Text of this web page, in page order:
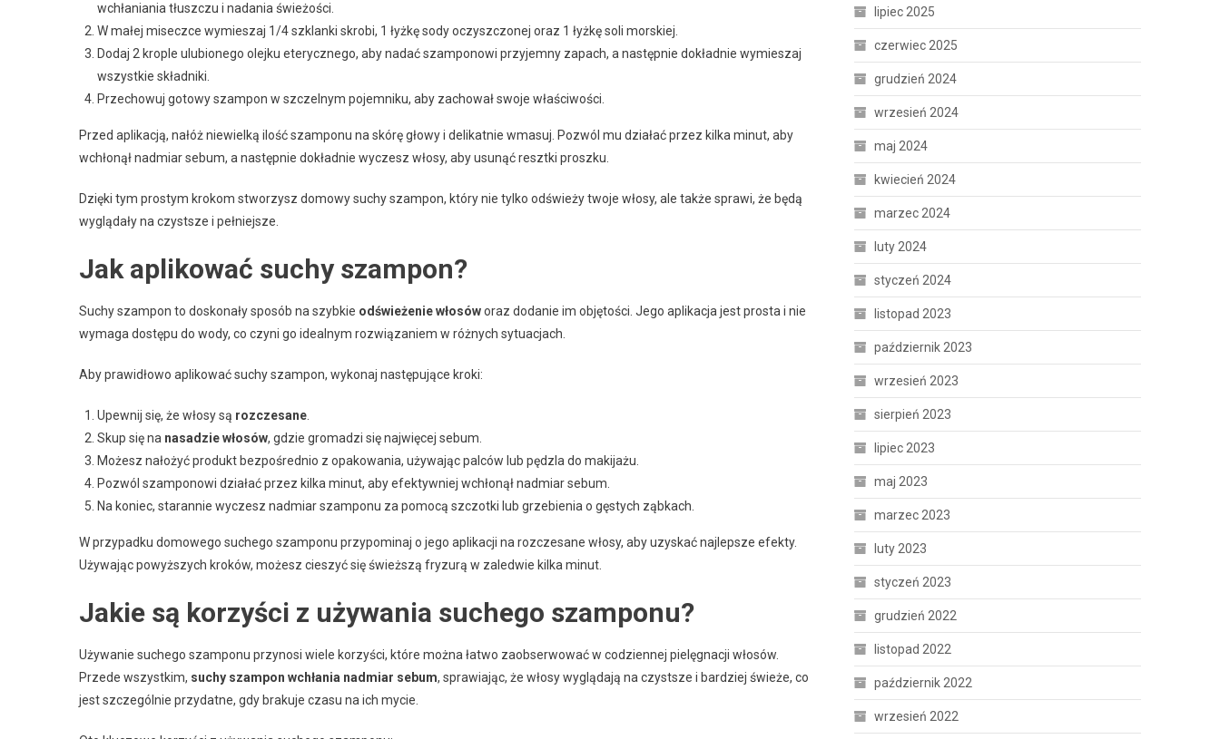
wchłaniania tłuszczu i nadania świeżości.
W małej miseczce wymieszaj 1/4 szklanki skrobi, 1 łyżkę sody oczyszczonej oraz 1 łyżkę soli morskiej.
Dodaj 2 krople ulubionego olejku eterycznego, aby nadać szamponowi przyjemny zapach, a następnie dokładnie wymieszaj
wszystkie składniki.
Przechowuj gotowy szampon w szczelnym pojemniku, aby zachował swoje właściwości.
Przed aplikacją, nałóż niewielką ilość szamponu na skórę głowy i delikatnie wmasuj. Pozwól mu działać przez kilka minut, aby
wchłonął nadmiar sebum, a następnie dokładnie wyczesz włosy, aby usunąć resztki proszku.
Dzięki tym prostym krokom stworzysz domowy suchy szampon, który nie tylko odświeży twoje włosy, ale także sprawi, że będą
wyglądały na czystsze i pełniejsze.
Jak aplikować suchy szampon?
Suchy szampon to doskonały sposób na szybkie odświeżenie włosóworaz dodanie im objętości. Jego aplikacja jest prosta i nie
wymaga dostępu do wody, co czyni go idealnym rozwiązaniem w różnych sytuacjach.
Aby prawidłowo aplikować suchy szampon, wykonaj następujące kroki:
Upewnij się, że włosy są rozczesane
Skup się na nasadzie włosów, gdzie gromadzi się najwięcej sebum.
Możesz nałożyć produkt bezpośrednio z opakowania, używając palców lub pędzla do makijażu.
Pozwól szamponowi działać przez kilka minut, aby efektywniej wchłonął nadmiar sebum.
Na koniec, starannie wyczesz nadmiar szamponu za pomocą szczotki lub grzebienia o gęstych ząbkach.
W przypadku domowego suchego szamponu przypominaj o jego aplikacji na rozczesane włosy, aby uzyskać najlepsze efekty.
Używając powyższych kroków, możesz cieszyć się świeższą fryzurą w zaledwie kilka minut.
Jakie są korzyści z używania suchego szamponu?
Używanie suchego szamponu przynosi wiele korzyści, które można łatwo zaobserwować w codziennej pielęgnacji włosów.
Przede wszystkim, suchy szampon wchłania nadmiar sebum, sprawiając, że włosy wyglądają na czystsze i bardziej świeże, co
jest szczególnie przydatne, gdy brakuje czasu na ich mycie.
lipiec 2025
czerwiec 2025
grudzień 2024
wrzesień 2024
maj 2024
kwiecień 2024
marzec 2024
luty 2024
styczeń 2024
listopad 2023
październik 2023
wrzesień 2023
sierpień 2023
lipiec 2023
maj 2023
marzec 2023
luty 2023
styczeń 2023
grudzień 2022
listopad 2022
październik 2022
wrzesień 2022